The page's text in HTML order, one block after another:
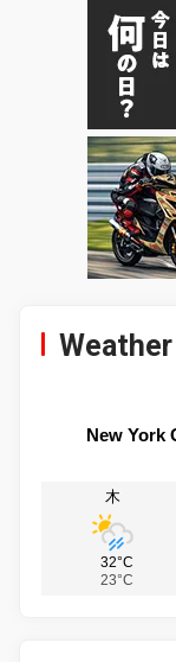
New York
木
32°C
23°C